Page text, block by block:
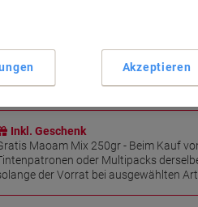
Original HP Qualität für zuverlässige
Reibungsloser Druckbetrieb für
Inkl. Geschenk
Maoam Mix 250gr - Beim Kauf
oder Multipacks
der Vorrat bei ausgewählten
Akzeptieren